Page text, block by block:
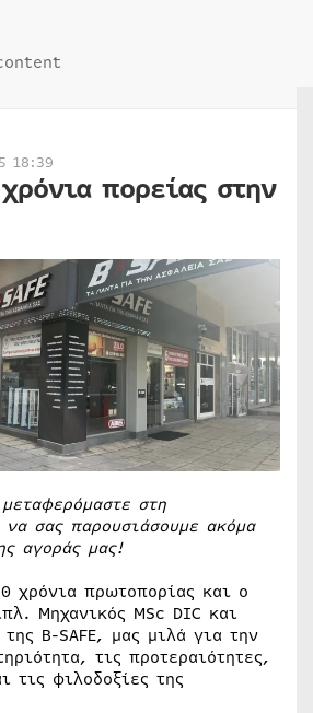
18:39
πορείας στην
στη
να σας παρουσιάσουμε ακόμα
αγοράς μας!
χρόνια πρωτοπορίας και ο
Μηχανικός MSc DIC και
B-SAFE, μας μιλά για την
τις προτεραιότητες,
τις φιλοδοξίες της